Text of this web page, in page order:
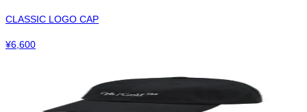
CLASSIC LOGO CAP
¥6,600